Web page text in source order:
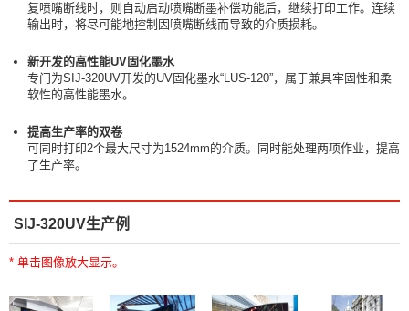
复喷嘴断线时，则自动启动喷嘴断墨补偿功能后，继续打印工作。连续
输出时，将尽可能地控制因喷嘴断线而导致的介质损耗。
新开发的高性能UV固化墨水
专门为SIJ-320UV开发的UV固化墨水“LUS-120”，属于兼具牢固性和柔
软性的高性能墨水。
提高生产率的双卷
可同时打印2个最大尺寸为1524mm的介质。同时能处理两项作业，提高
了生产率。
SIJ-320UV生产例
* 单击图像放大显示。